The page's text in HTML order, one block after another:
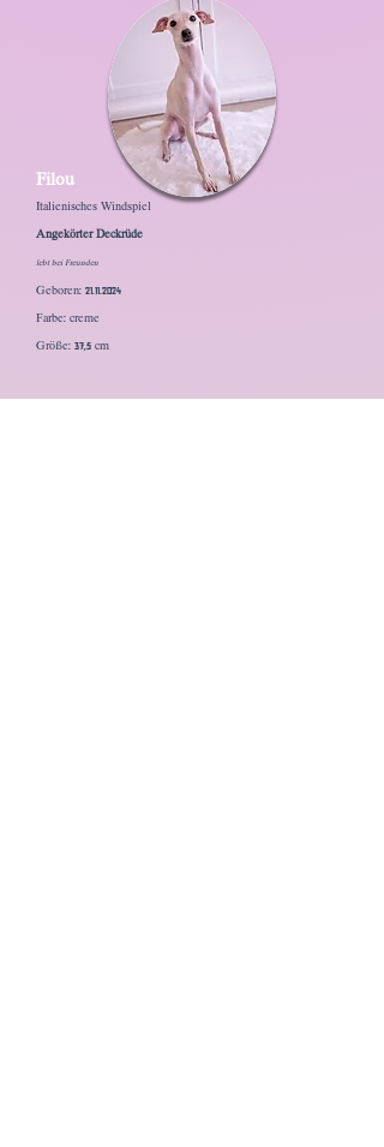
Filou
Italienisches Windspiel
Angekörter Deckrüde
lebt bei Freunden
Geboren: 21.11.2024
Farbe: creme
Größe: 37,5 cm